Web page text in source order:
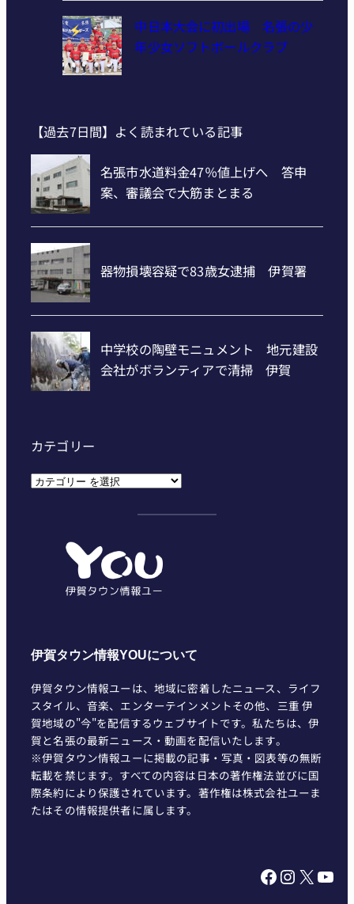
中日本大会に初出場 名張の少
年少女ソフトボールクラブ
【過去7日間】よく読まれている記事
カテゴリー
カ
伊賀タウン情報YOUについて
伊賀タウン情報ユーは、地域に密着したニュース、ライフ
スタイル、音楽、エンターテインメントその他、三重 伊
賀地域の"今"を配信するウェブサイトです。私たちは、伊
賀と名張の最新ニュース・動画を配信いたします。
※伊賀タウン情報ユーに掲載の記事・写真・図表等の無断
転載を禁じます。すべての内容は日本の著作権法並びに国
際条約により保護されています。著作権は株式会社ユーま
たはその情報提供者に属します。
Facebook InstagramX YouTube